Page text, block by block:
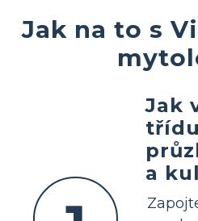
Jak na to s
Jak
a